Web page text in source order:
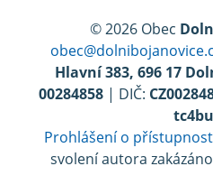
© 2026 Obec
Hlavní 383, 696 17
00284858 | DIČ:
Prohlášení o
svolení autora